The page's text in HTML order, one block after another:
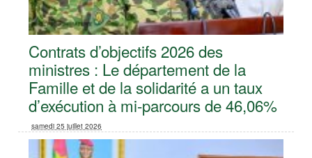
Contrats d’objectifs 2026 des
ministres : Le département de la
Famille et de la solidarité a un taux
d’exécution à mi-parcours de 46,06%
samedi 25 juillet 2026